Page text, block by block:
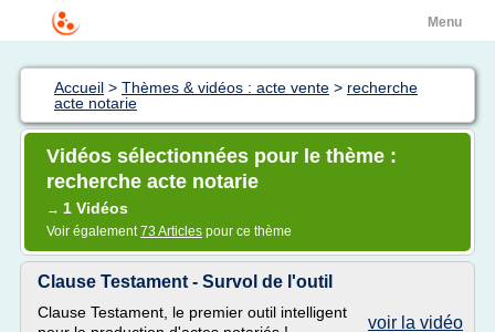
Menu
Accueil > Thèmes & vidéos : acte vente > recherche
acte notarie
Vidéos sélectionnées pour le thème :
recherche acte notarie
→ 1 Vidéos
Voir également73 Articles pour ce thème
Clause Testament - Survol de l'outil
voir la vidéo
Clause Testament, le premier outil intelligent